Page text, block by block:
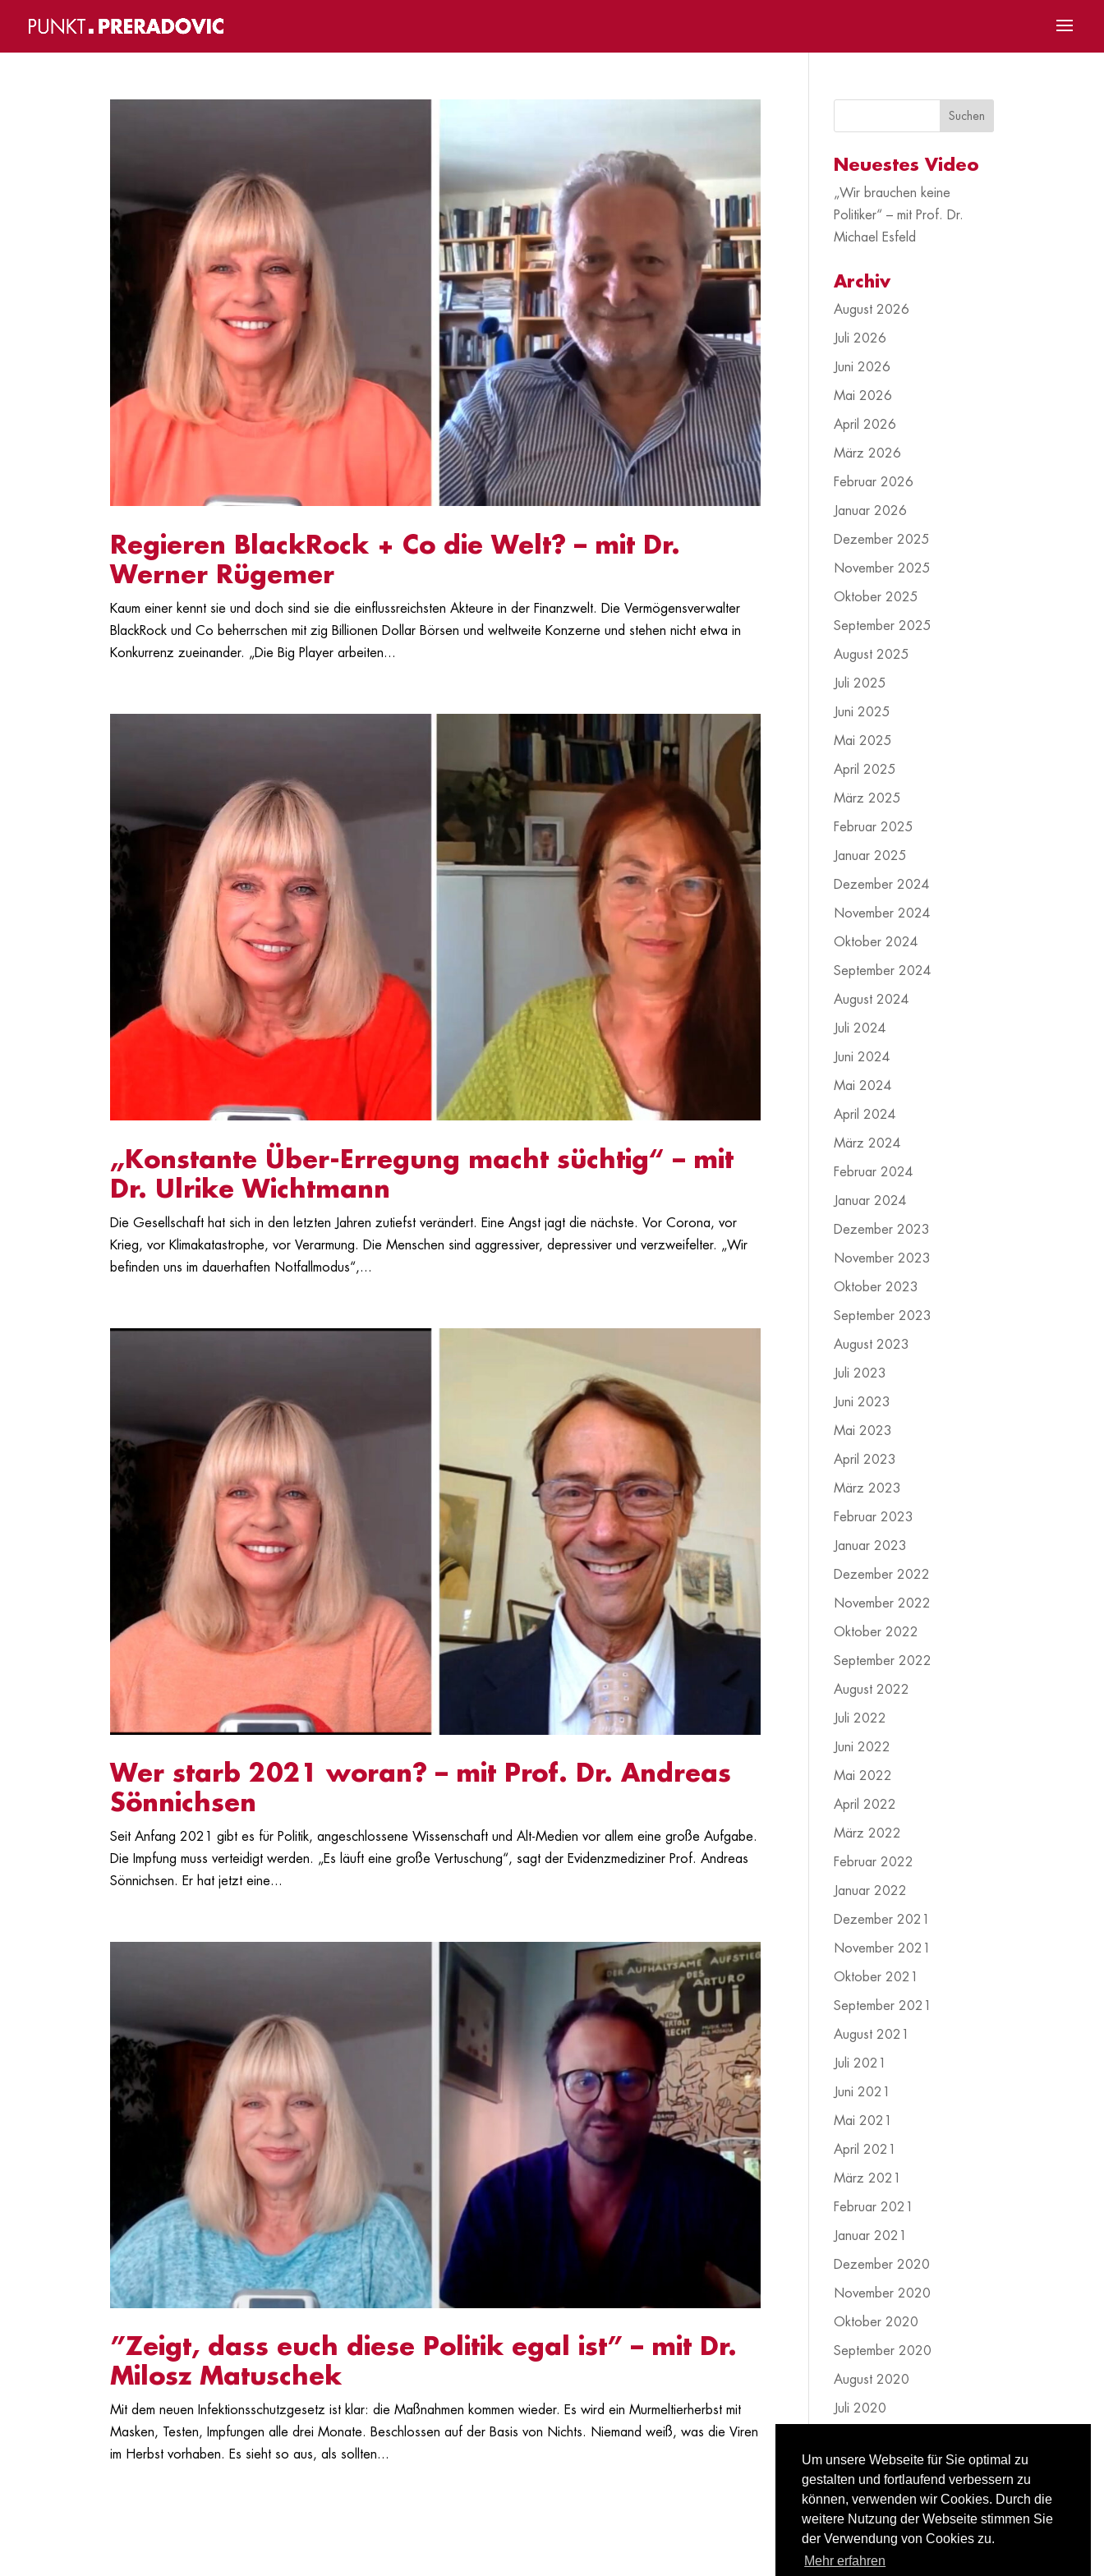
Regieren BlackRock + Co die Welt? – mit Dr.
Werner Rügemer
Kaum einer kennt sie und doch sind sie die einflussreichsten Akteure in der Finanzwelt. Die Vermögensverwalter
BlackRock und Co beherrschen mit zig Billionen Dollar Börsen und weltweite Konzerne und stehen nicht etwa in
Konkurrenz zueinander. „Die Big Player arbeiten...
„Konstante Über-Erregung macht süchtig“ – mit
Dr. Ulrike Wichtmann
Die Gesellschaft hat sich in den letzten Jahren zutiefst verändert. Eine Angst jagt die nächste. Vor Corona, vor
Krieg, vor Klimakatastrophe, vor Verarmung. Die Menschen sind aggressiver, depressiver und verzweifelter. „Wir
befinden uns im dauerhaften Notfallmodus“,...
Wer starb 2021 woran? – mit Prof. Dr. Andreas
Sönnichsen
Seit Anfang 2021 gibt es für Politik, angeschlossene Wissenschaft und Alt-Medien vor allem eine große Aufgabe.
Die Impfung muss verteidigt werden. „Es läuft eine große Vertuschung“, sagt der Evidenzmediziner Prof. Andreas
Sönnichsen. Er hat jetzt eine...
”Zeigt, dass euch diese Politik egal ist” – mit Dr.
Milosz Matuschek
Mit dem neuen Infektionsschutzgesetz ist klar: die Maßnahmen kommen wieder. Es wird ein Murmeltierherbst mit
Masken, Testen, Impfungen alle drei Monate. Beschlossen auf der Basis von Nichts. Niemand weiß, was die Viren
im Herbst vorhaben. Es sieht so aus, als sollten...
Neuestes Video
„Wir brauchen keine
Politiker“ – mit Prof. Dr.
Michael Esfeld
Archiv
August 2026
Juli 2026
Juni 2026
Mai 2026
April 2026
März 2026
Februar 2026
Januar 2026
Dezember 2025
November 2025
Oktober 2025
September 2025
August 2025
Juli 2025
Juni 2025
Mai 2025
April 2025
März 2025
Februar 2025
Januar 2025
Dezember 2024
November 2024
Oktober 2024
September 2024
August 2024
Juli 2024
Juni 2024
Mai 2024
April 2024
März 2024
Februar 2024
Januar 2024
Dezember 2023
November 2023
Oktober 2023
September 2023
August 2023
Juli 2023
Juni 2023
Mai 2023
April 2023
März 2023
Februar 2023
Januar 2023
Dezember 2022
November 2022
Oktober 2022
September 2022
August 2022
Juli 2022
Juni 2022
Mai 2022
April 2022
März 2022
Februar 2022
Januar 2022
Dezember 2021
November 2021
Oktober 2021
September 2021
August 2021
Juli 2021
Juni 2021
Mai 2021
April 2021
März 2021
Februar 2021
Januar 2021
Dezember 2020
November 2020
Oktober 2020
September 2020
August 2020
Juli 2020
Mai 2020
April 2020
März 2020
Um unsere Webseite für Sie optimal zu
gestalten und fortlaufend verbessern zu
können, verwenden wir Cookies. Durch die
weitere Nutzung der Webseite stimmen Sie
der Verwendung von Cookies zu.
Mehr erfahren